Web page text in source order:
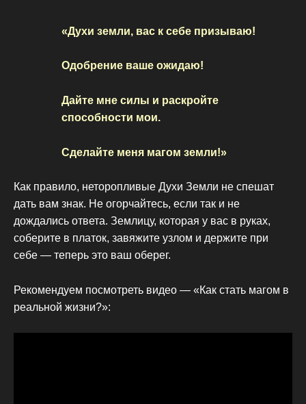
«Духи земли, вас к себе призываю!
Одобрение ваше ожидаю!
Дайте мне силы и раскройте
способности мои.
Сделайте меня магом земли!»
Как правило, неторопливые Духи Земли не спешат
дать вам знак. Не огорчайтесь, если так и не
дождались ответа. Землицу, которая у вас в руках,
соберите в платок, завяжите узлом и держите при
себе — теперь это ваш оберег.
Рекомендуем посмотреть видео — «Как стать магом в
реальной жизни?»: